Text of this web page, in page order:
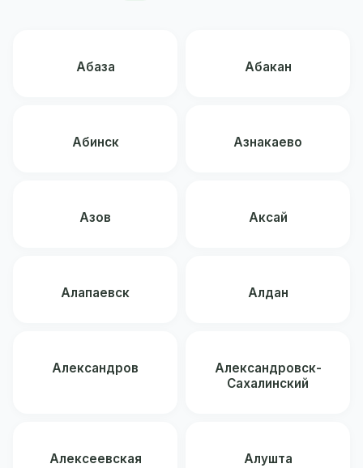
Абаза Абакан
Абинск Азнакаево
Азов Аксай
Алапаевск Алдан
Александров
Александровск-
Сахалинский
Алексеевская Алушта